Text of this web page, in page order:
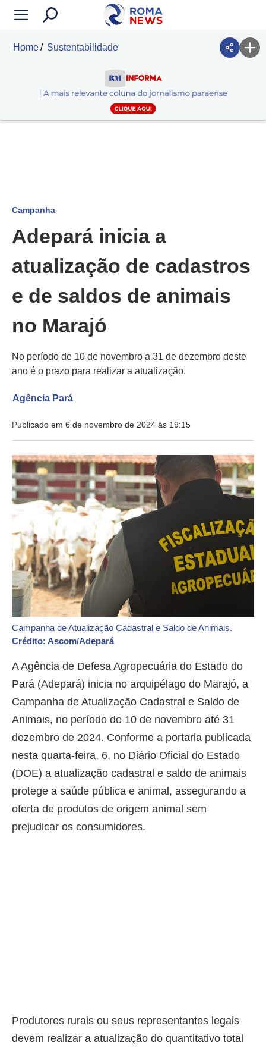
Home Sustentabilidade
Campanha
Adepará inicia a
atualização de cadastros
e de saldos de animais
no Marajó
No período de 10 de novembro a 31 de dezembro deste
ano é o prazo para realizar a atualização.
Agência Pará
Publicado em 6 de novembro de 2024 às 19:15
Campanha de Atualização Cadastral e Saldo de Animais.
Crédito: Ascom/Adepará
A Agência de Defesa Agropecuária do Estado do
Pará (Adepará) inicia no arquipélago do Marajó, a
Campanha de Atualização Cadastral e Saldo de
Animais, no período de 10 de novembro até 31
dezembro de 2024. Conforme a portaria publicada
nesta quarta-feira, 6, no Diário Oficial do Estado
(DOE) a atualização cadastral e saldo de animais
protege a saúde pública e animal, assegurando a
oferta de produtos de origem animal sem
prejudicar os consumidores.
Produtores rurais ou seus representantes legais
devem realizar a atualização do quantitativo total